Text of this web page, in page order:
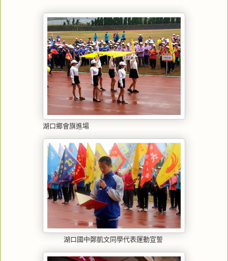
湖口鄉會旗進場
湖口國中鄭凱文同學代表運動宣誓